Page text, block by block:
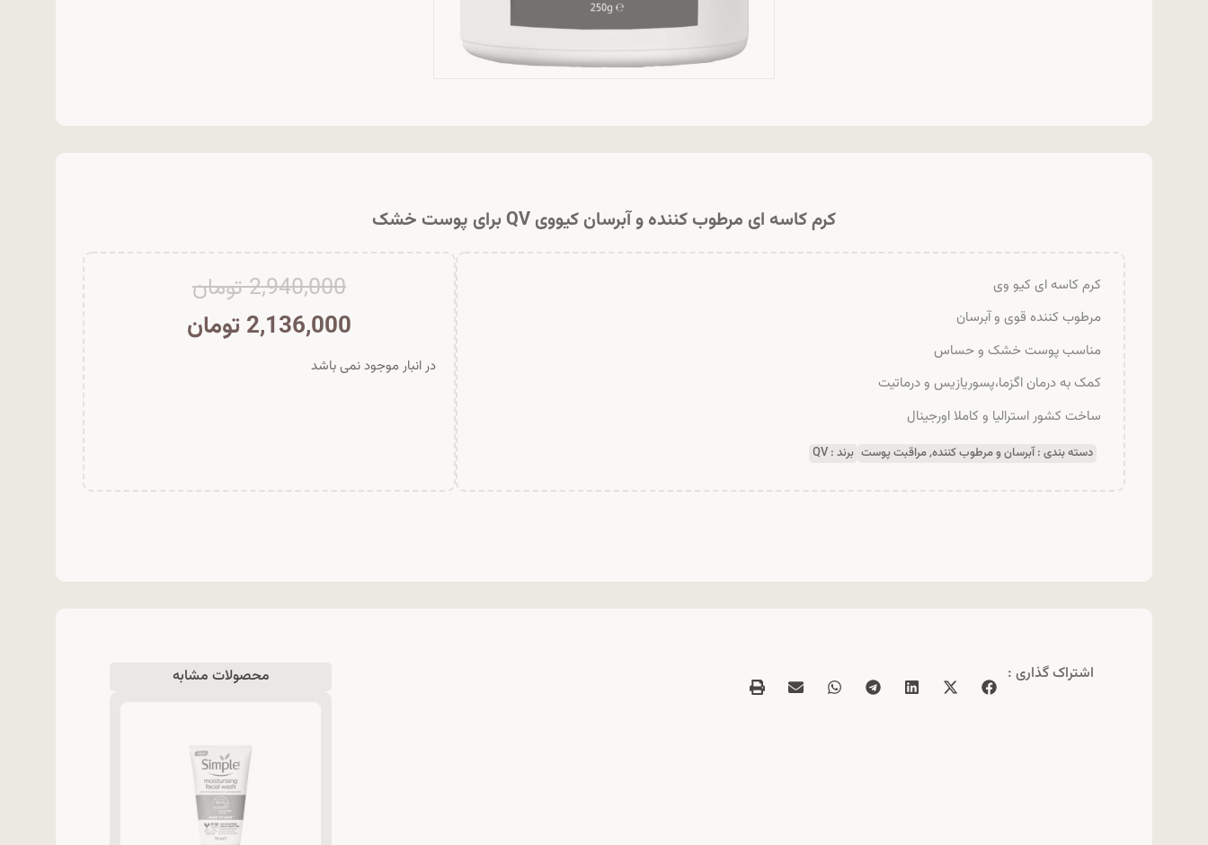
کرم کاسه ای مرطوب کننده و آبرسان کیووی QV برای پوست خشک
کرم کاسه ای کیو وی
مرطوب کننده قوی و آبرسان
مناسب پوست خشک و حساس
کمک به درمان اگزما،پسوریازیس و درماتیت
ساخت کشور استرالیا و کاملا اورجینال
دسته بندی :آبرسان و مرطوب کننده,مراقبت پوست برند : QV
2,940,000تومان
2,136,000 تومان
در انبار موجود نمی باشد
اشتراک گذاری : محصولات مشابه